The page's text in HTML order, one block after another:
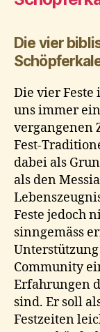
Die vier
Die vier Feste
uns immer
vergangenen
Fest-
dabei als
als den
Feste jedoch
sinngemäss
Community
Erfahrungen
sind. Er soll
Festzeiten